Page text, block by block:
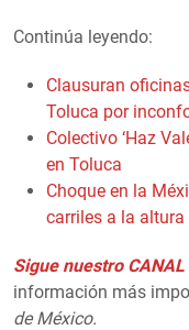
Continúa leyendo:
Clausuran
Toluca por
Colectivo ‘Haz
en Toluca
Choque en la
carriles a la
Sigue nuestro CANAL
información más
de México.